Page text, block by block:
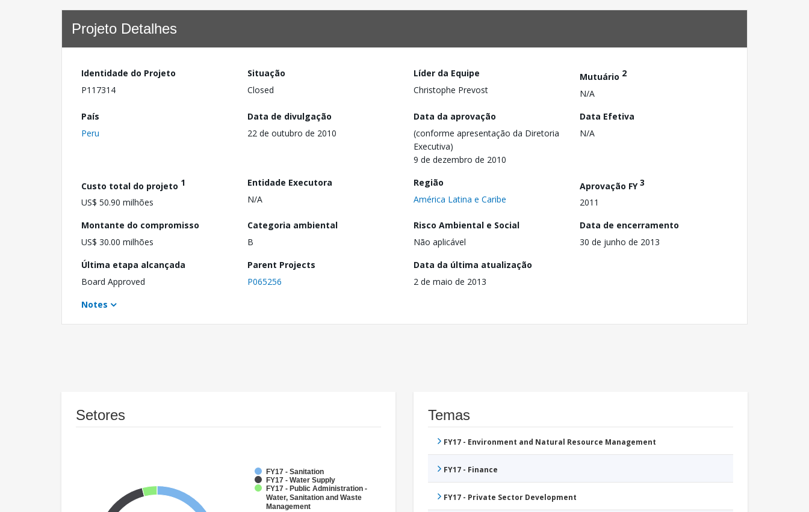
Projeto Detalhes
Identidade do Projeto
P117314
Situação
Closed
Líder da Equipe
Christophe Prevost
Mutuário 2
N/A
País
Peru
Data de divulgação
22 de outubro de 2010
Data da aprovação
(conforme apresentação da Diretoria
Executiva)
9 de dezembro de 2010
Data Efetiva
N/A
Custo total do projeto 1
US$ 50.90 milhões
Entidade Executora
N/A
Região
América Latina e Caribe
Aprovação FY3
2011
Montante do compromisso
US$ 30.00 milhões
Categoria ambiental
B
Risco Ambiental e Social
Não aplicável
Data de encerramento
30 de junho de 2013
Última etapa alcançada
Board Approved
Parent Projects
P065256
Data da última atualização
2 de maio de 2013
Notes
Setores
FY17 - Sanitation
FY17 - Water Supply
FY17 - Public Administration -
Water, Sanitation and Waste
Management
Temas
FY17 - Environment and Natural Resource Management
FY17 - Finance
FY17 - Private Sector Development